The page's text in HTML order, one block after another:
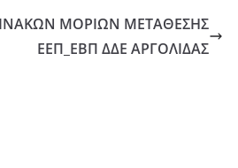
ΜΟΡΙΩΝ ΜΕΤΑΘΕΣΗΣ
ΕΕΠ_ΕΒΠ ΔΔΕ ΑΡΓΟΛΙΔΑΣ